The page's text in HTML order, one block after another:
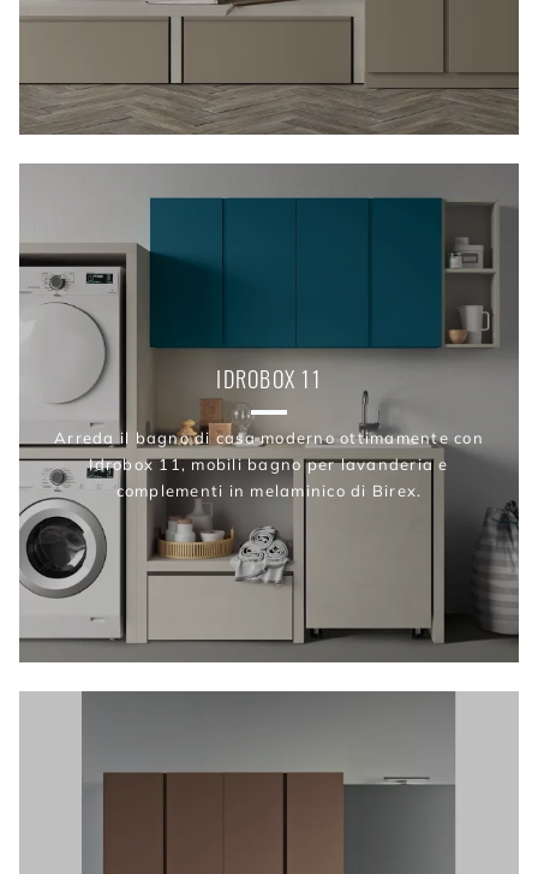
IDROBOX 11
Arreda il bagno di casa moderno ottimamente con
Idrobox 11, mobili bagno per lavanderia e
complementi in melaminico di Birex.